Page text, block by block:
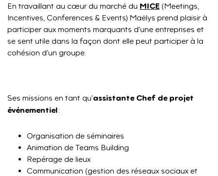
En travaillant au cœur du marché du MICE (Meetings,
Incentives, Conferences & Events) Maëlys prend plaisir à
participer aux moments marquants d’une entreprises et
se sent utile dans la façon dont elle peut participer à la
cohésion d’un groupe.
Ses missions en tant qu’assistante Chef de projet
événementiel:
Organisation de séminaires
Animation de Teams Building
Repérage de lieux
Communication (gestion des réseaux sociaux et